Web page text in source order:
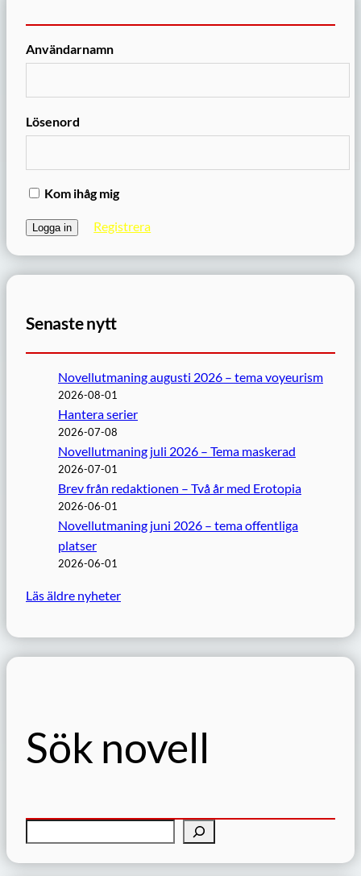
Användarnamn
Lösenord
Kom ihåg mig
Registrera
Senaste nytt
Novellutmaning augusti 2026 – tema voyeurism
2026-08-01
Hantera serier
2026-07-08
Novellutmaning juli 2026 – Tema maskerad
2026-07-01
Brev från redaktionen – Två år med Erotopia
2026-06-01
Novellutmaning juni 2026 – tema offentliga
platser
2026-06-01
Läs äldre nyheter
Sök novell